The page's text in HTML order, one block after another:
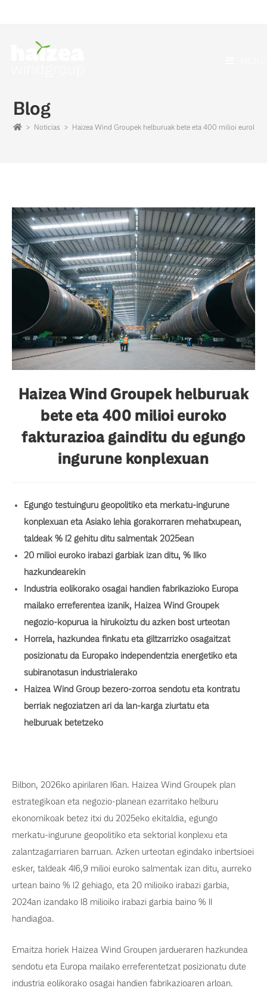
Blog
> Noticias > Haizea Wind Groupek helburuak bete eta 400 milioi euroko
Haizea Wind Groupek helburuak
bete eta 400 milioi euroko
fakturazioa gainditu du egungo
ingurune konplexuan
Egungo testuinguru geopolitiko eta merkatu-ingurune
konplexuan eta Asiako lehia gorakorraren mehatxupean,
taldeak % 12 gehitu ditu salmentak 2025ean
20 milioi euroko irabazi garbiak izan ditu, % 11ko
hazkundearekin
Industria eolikorako osagai handien fabrikazioko Europa
mailako erreferentea izanik, Haizea Wind Groupek
negozio-kopurua ia hirukoiztu du azken bost urteotan
Horrela, hazkundea finkatu eta giltzarrizko osagaitzat
posizionatu da Europako independentzia energetiko eta
subiranotasun industrialerako
Haizea Wind Group bezero-zorroa sendotu eta kontratu
berriak negoziatzen ari da lan-karga ziurtatu eta
helburuak betetzeko
Bilbon, 2026ko apirilaren 16an. Haizea Wind Groupek plan
estrategikoan eta negozio-planean ezarritako helburu
ekonomikoak betez itxi du 2025eko ekitaldia, egungo
merkatu-ingurune geopolitiko eta sektorial konplexu eta
zalantzagarriaren barruan. Azken urteotan egindako inbertsioei
esker, taldeak 416,9 milioi euroko salmentak izan ditu, aurreko
urtean baino % 12 gehiago, eta 20 milioiko irabazi garbia,
2024an izandako 18 milioiko irabazi garbia baino % 11
handiagoa.
Emaitza horiek Haizea Wind Groupen jardueraren hazkundea
sendotu eta Europa mailako erreferentetzat posizionatu dute
industria eolikorako osagai handien fabrikazioaren arloan.